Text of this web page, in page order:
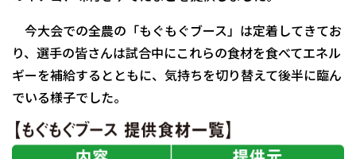
今大会での全農の「もぐもぐブース」は定着してきてお
り、選手の皆さんは試合中にこれらの食材を食べてエネル
ギーを補給するとともに、気持ちを切り替えて後半に臨ん
でいる様子でした。